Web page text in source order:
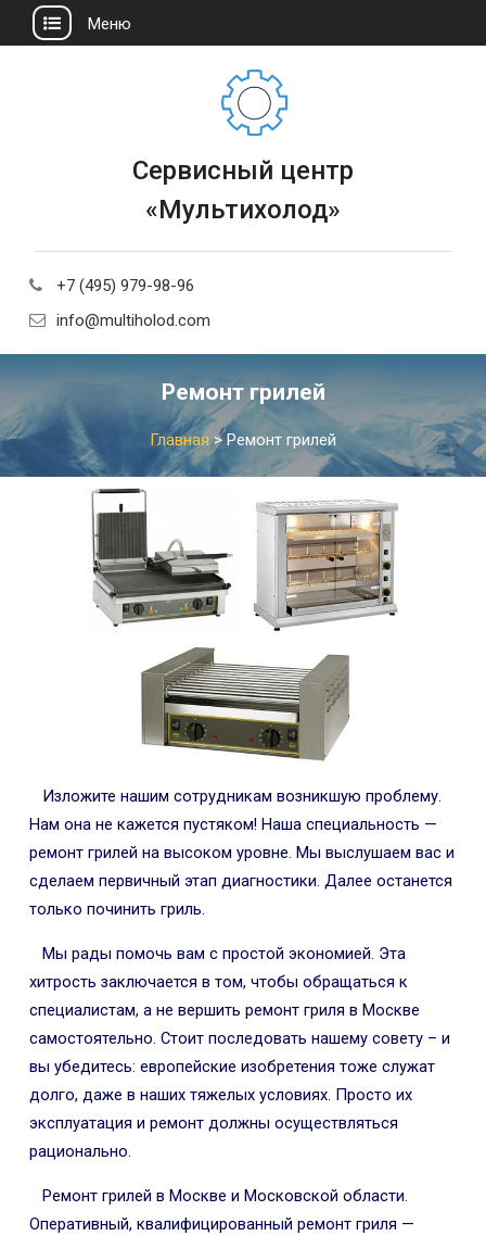
Меню
Сервисный центр
«Мультихолод»
+7 (495) 979-98-96
info@multiholod.com
Ремонт грилей
Главная>Ремонт грилей
Изложите нашим сотрудникам возникшую проблему.
Нам она не кажется пустяком! Наша специальность —
ремонт грилей на высоком уровне. Мы выслушаем вас и
сделаем первичный этап диагностики. Далее останется
только починить гриль.
Мы рады помочь вам с простой экономией. Эта
хитрость заключается в том, чтобы обращаться к
специалистам, а не вершить ремонт гриля в Москве
самостоятельно. Стоит последовать нашему совету – и
вы убедитесь: европейские изобретения тоже служат
долго, даже в наших тяжелых условиях. Просто их
эксплуатация и ремонт должны осуществляться
рационально.
Ремонт грилей в Москве и Московской области.
Оперативный, квалифицированный ремонт гриля —